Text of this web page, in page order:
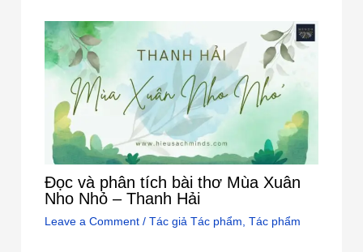
Đọc và phân tích bài thơ Mùa Xuân
Nho Nhỏ – Thanh Hải
Leave a Comment /Tác giả Tác phẩm,Tác phẩm